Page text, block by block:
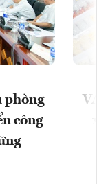
phòng
công